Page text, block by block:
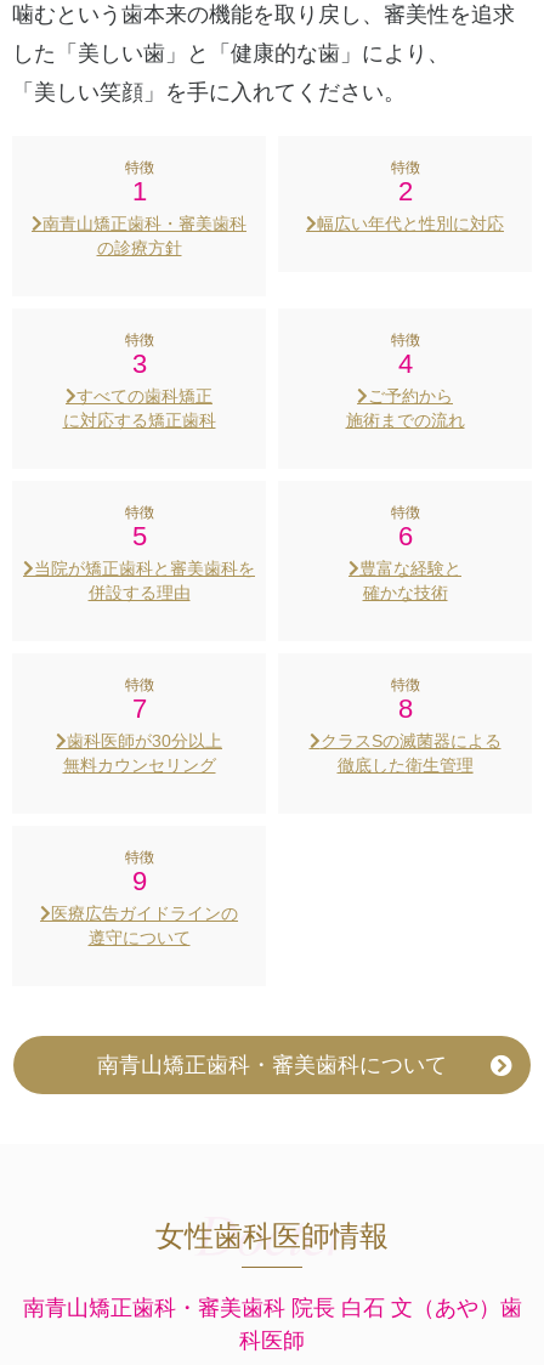
噛むという歯本来の機能を取り戻し、審美性を追求
した「美しい歯」と「健康的な歯」により、
「美しい笑顔」を手に入れてください。
特徴
1
南青山矯正歯科・審美歯科
の診療方針
特徴
2
幅広い年代と性別に対応
特徴
3
すべての歯科矯正
に対応する矯正歯科
特徴
4
ご予約から
施術までの流れ
特徴
5
当院が矯正歯科と審美歯科を
併設する理由
特徴
6
豊富な経験と
確かな技術
特徴
7
歯科医師が30分以上
無料カウンセリング
特徴
8
クラスSの滅菌器による
徹底した衛生管理
特徴
9
医療広告ガイドラインの
遵守について
南青山矯正歯科・審美歯科について
女性歯科医師情報
南青山矯正歯科・審美歯科 院長 白石 文（あや）歯
科医師